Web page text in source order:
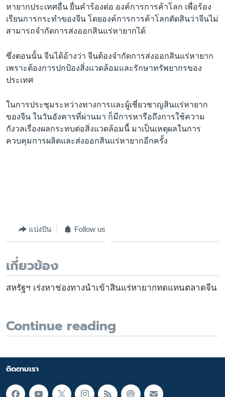
หายากประเทศอื่น ยื่นคำร้องต่อ องค์การการค้าโลก เพื่อร้อง
เรียนการกระทำของจีน โดยองค์การการค้าโลกตัดสินว่าจีนไม่
สามารถจำกัดการส่งออกสินแร่หายากได้
ซึ่งตอนนั้น จีนได้อ้างว่า จีนต้องจำกัดการส่งออกสินแร่หายาก
เพราะต้องการปกป้องสิ่งแวดล้อมและรักษาทรัพยากรของ
ประเทศ
ในการประชุมระหว่างทางการและผู้เชี่ยวชาญสินแร่หายาก
ของจีน ในวันอังคารที่ผ่านมา ก็มีการหารือถึงการใช้ความ
กังวลเรื่องผลกระทบต่อสิ่งแวดล้อมนี้ มาเป็นเหตุผลในการ
ควบคุมการผลิตและส่งออกสินแร่หายากอีกครั้ง
แบ่งปัน Follow us
เกี่ยวข้อง
สหรัฐฯ เร่งหาช่องทางนำเข้าสินแร่หายากทดแทนตลาดจีน
Continue reading
ติดตามเรา